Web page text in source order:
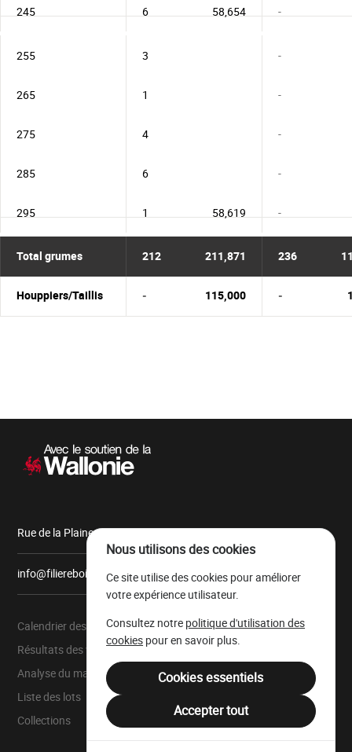
245 6 -
58,654
255 3 -
265 1 -
275 4 -
285 6 -
295 1 -
58,619
Total grumes 212 211,871 236
Houppiers/Taillis - 115,000 -
Navigation
Rue de la Plaine, 9 6900 Marche-en-Famenne
info@filiereboiswallonie.be
Calendrier des ventes
Résultats des ventes
Analyse du marché
Liste des lots
Collections
À propos
Parc à grumes
Ressources légales
Filière Bois Wallonie
Nous utilisons des cookies
Ce site utilise des cookies pour améliorer
votre expérience utilisateur.
Consultez notre politique d'utilisation des
cookies pour en savoir plus.
Cookies essentiels
Accepter tout